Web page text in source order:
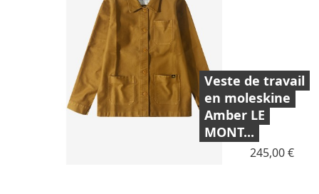
Veste de travail
en moleskine
Amber LE
MONT...
Prix
245,00 €